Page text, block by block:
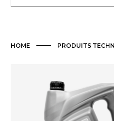
HOME PRODUITS